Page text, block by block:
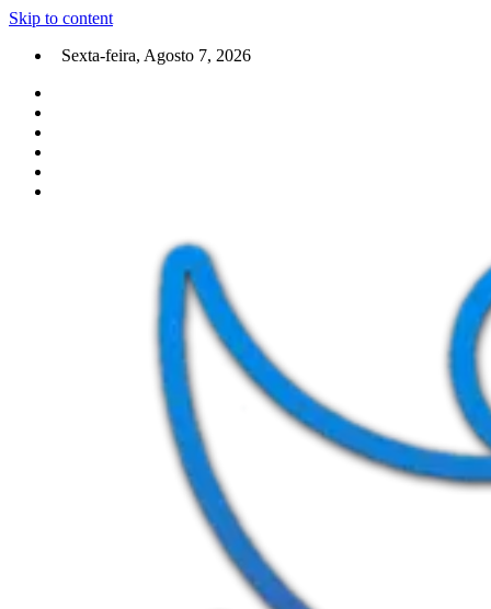
Skip to content
Sexta-feira, Agosto 7, 2026